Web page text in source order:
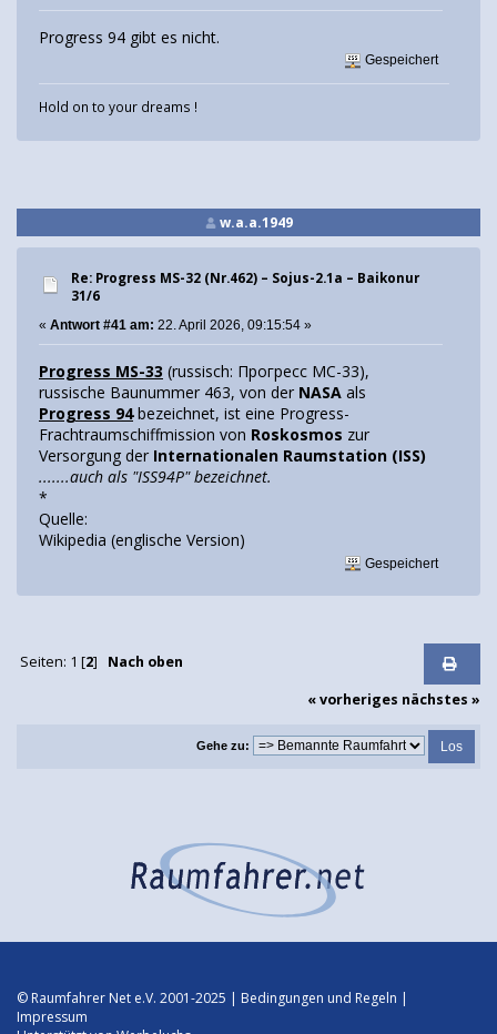
Progress 94 gibt es nicht.
Gespeichert
Hold on to your dreams !
w.a.a.1949
Re: Progress MS-32 (Nr.462) – Sojus-2.1а – Baikonur
31/6
« Antwort #41 am: 22. April 2026, 09:15:54 »
Progress MS-33 (russisch: Прогресс МС-33),
russische Baunummer 463, von der NASA als
Progress 94bezeichnet, ist eine Progress-
Frachtraumschiffmission von Roskosmos zur
Versorgung der Internationalen Raumstation (ISS)
.......auch als "ISS94P" bezeichnet.
*
Quelle:
Wikipedia (englische Version)
Gespeichert
Seiten: 1 [2] Nach oben
« vorheriges nächstes »
Gehe zu:
© Raumfahrer Net e.V. 2001-2025 | Bedingungen und Regeln |
Impressum